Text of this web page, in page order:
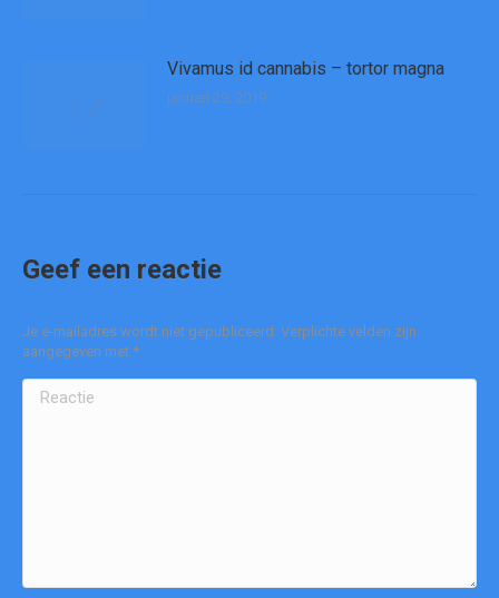
Vivamus id cannabis – tortor magna
januari 29, 2019
Geef een reactie
Je e-mailadres wordt niet gepubliceerd. Verplichte velden zijn
aangegeven met *
Reactie